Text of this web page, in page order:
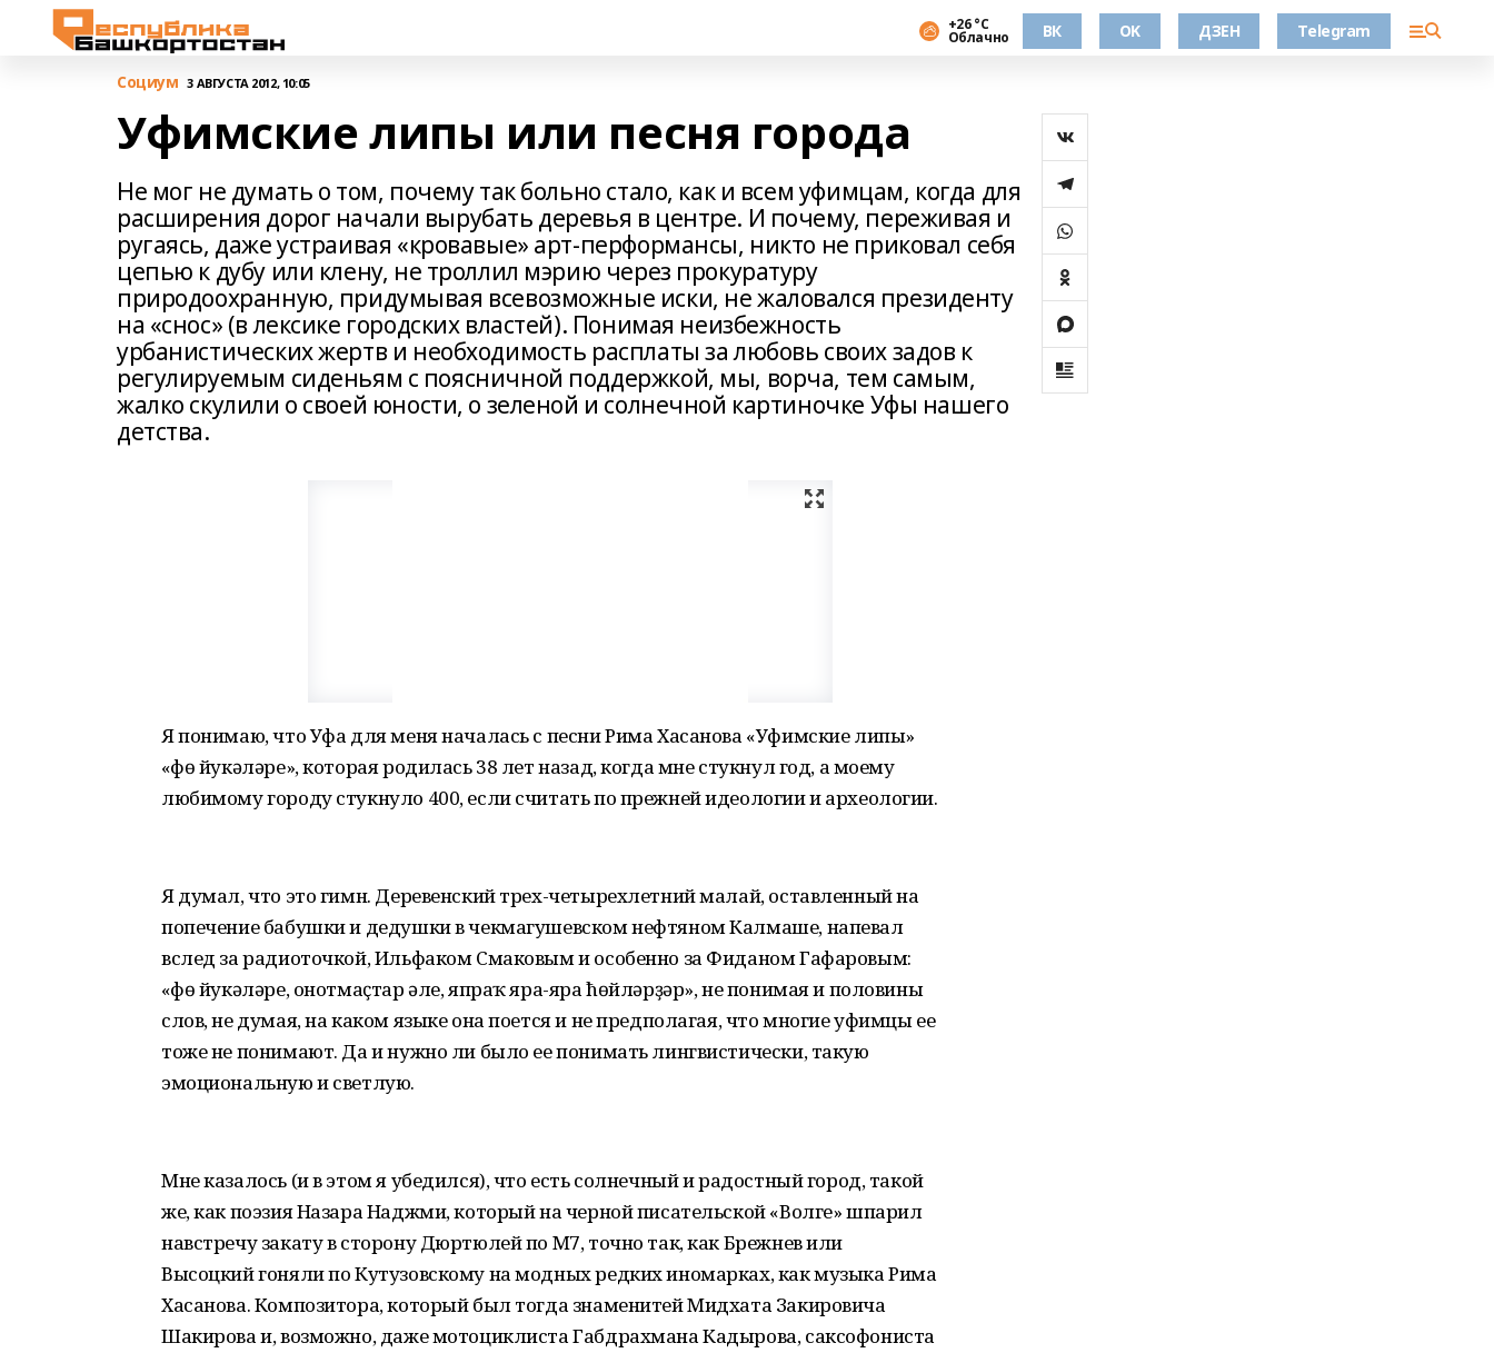
+26 °С
Облачно ВК OK ДЗЕН Telegram
Cоциум 3 АВГУСТА 2012, 10:05
Уфимские липы или песня города
Не мог не думать о том, почему так больно стало, как и всем уфимцам, когда для
расширения дорог начали вырубать деревья в центре. И почему, переживая и
ругаясь, даже устраивая «кровавые» арт-перформансы, никто не приковал себя
цепью к дубу или клену, не троллил мэрию через прокуратуру
природоохранную, придумывая всевозможные иски, не жаловался президенту
на «снос» (в лексике городских властей). Понимая неизбежность
урбанистических жертв и необходимость расплаты за любовь своих задов к
регулируемым сиденьям с поясничной поддержкой, мы, ворча, тем самым,
жалко скулили о своей юности, о зеленой и солнечной картиночке Уфы нашего
детства.
Я понимаю, что Уфа для меня началась с песни Рима Хасанова «Уфимские липы»
«Өфө йукәләре», которая родилась 38 лет назад, когда мне стукнул год, а моему
любимому городу стукнуло 400, если считать по прежней идеологии и археологии.
Я думал, что это гимн. Деревенский трех-четырехлетний малай, оставленный на
попечение бабушки и дедушки в чекмагушевском нефтяном Калмаше, напевал
вслед за радиоточкой, Ильфаком Смаковым и особенно за Фиданом Гафаровым:
«Өфө йукәләре, онотмаҫтар әле, япраҡ яра-яра ћөйләрҙәр», не понимая и половины
слов, не думая, на каком языке она поется и не предполагая, что многие уфимцы ее
тоже не понимают. Да и нужно ли было ее понимать лингвистически, такую
эмоциональную и светлую.
Мне казалось (и в этом я убедился), что есть солнечный и радостный город, такой
же, как поэзия Назара Наджми, который на черной писательской «Волге» шпарил
навстречу закату в сторону Дюртюлей по М7, точно так, как Брежнев или
Высоцкий гоняли по Кутузовскому на модных редких иномарках, как музыка Рима
Хасанова. Композитора, который был тогда знаменитей Мидхата Закировича
Шакирова и, возможно, даже мотоциклиста Габдрахмана Кадырова, саксофониста